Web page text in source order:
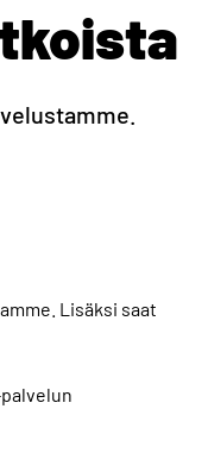
Lisäksi saat